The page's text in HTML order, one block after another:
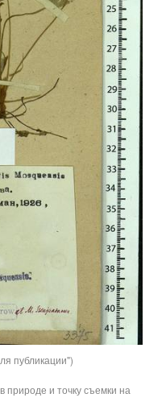
публикации")
и точку съемки на